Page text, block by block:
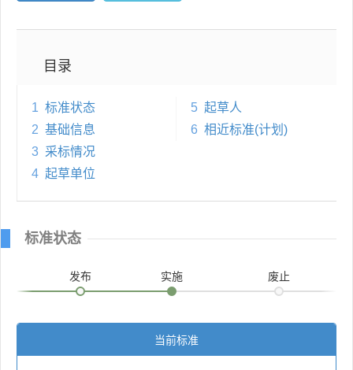
目录
1 标准状态
2 基础信息
3 采标情况
4 起草单位
5 起草人
6 相近标准(计划)
标准状态
发布 实施 废止
当前标准